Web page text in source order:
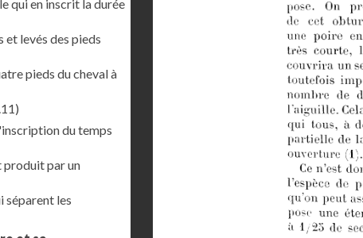
qui en inscrit la durée
levés des pieds
pieds du cheval à
du temps
produit par un
séparent les